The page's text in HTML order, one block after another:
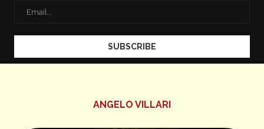
ANGELO VILLARI